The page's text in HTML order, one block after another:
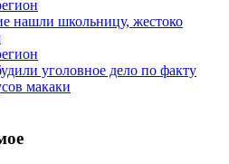
нашли школьницу, жестоко
уголовное дело по факту
макаки